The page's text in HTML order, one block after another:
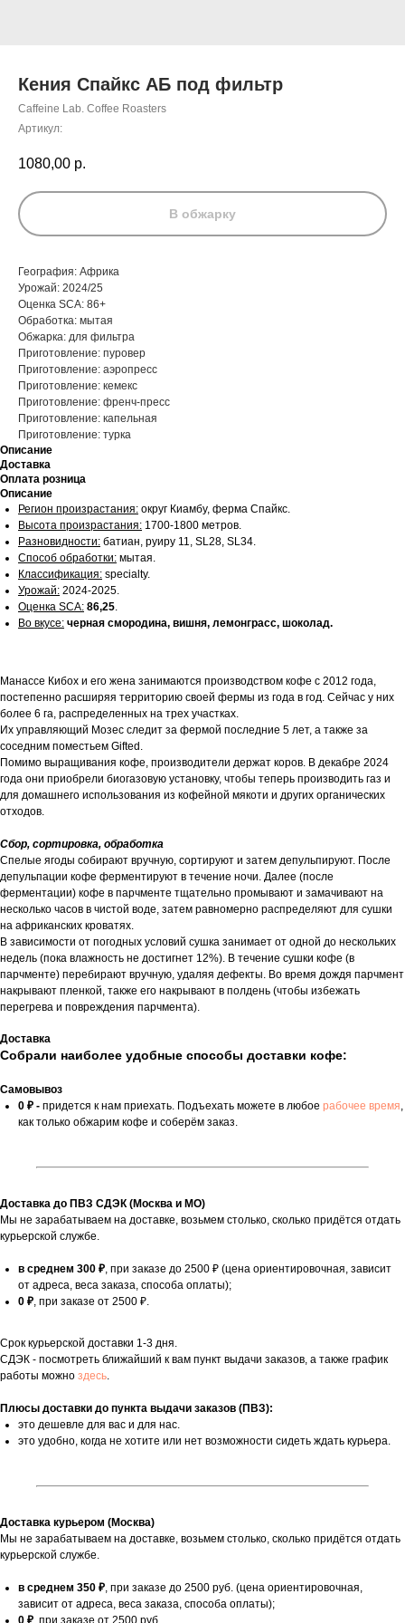
Кения Спайкс АБ под фильтр
Caffeine Lab. Coffee Roasters
Артикул:
1080,00 р.
В обжарку
География: Африка
Урожай: 2024/25
Оценка SCA: 86+
Обработка: мытая
Обжарка: для фильтра
Приготовление: пуровер
Приготовление: аэропресс
Приготовление: кемекс
Приготовление: френч-пресс
Приготовление: капельная
Приготовление: турка
Описание
Доставка
Оплата розница
Описание
Регион произрастания: округ Киамбу, ферма Спайкс.
Высота произрастания: 1700-1800 метров.
Разновидности: батиан, руиру 11, SL28, SL34.
Способ обработки: мытая.
Классификация: specialty.
Урожай: 2024-2025.
Оценка SCA: 86,25.
Во вкусе: черная смородина, вишня, лемонграсс, шоколад.
Манассе Кибох и его жена занимаются производством кофе с 2012 года,
постепенно расширяя территорию своей фермы из года в год. Сейчас у них
более 6 га, распределенных на трех участках.
Их управляющий Мозес следит за фермой последние 5 лет, а также за
соседним поместьем Gifted.
Помимо выращивания кофе, производители держат коров. В декабре 2024
года они приобрели биогазовую установку, чтобы теперь производить газ и
для домашнего использования из кофейной мякоти и других органических
отходов.
Сбор, сортировка, обработка
Спелые ягоды собирают вручную, сортируют и затем депульпируют. После
депульпации кофе ферментируют в течение ночи. Далее (после
ферментации) кофе в парчменте тщательно промывают и замачивают на
несколько часов в чистой воде, затем равномерно распределяют для сушки
на африканских кроватях.
В зависимости от погодных условий сушка занимает от одной до нескольких
недель (пока влажность не достигнет 12%). В течение сушки кофе (в
парчменте) перебирают вручную, удаляя дефекты. Во время дождя парчмент
накрывают пленкой, также его накрывают в полдень (чтобы избежать
перегрева и повреждения парчмента).
Доставка
Собрали наиболее удобные способы доставки кофе:
Самовывоз
0 ₽ - придется к нам приехать. Подъехать можете в любое рабочее время,
как только обжарим кофе и соберём заказ.
Доставка до ПВЗ СДЭК (Москва и МО)
Мы не зарабатываем на доставке, возьмем столько, сколько придётся отдать
курьерской службе.
в среднем 300 ₽, при заказе до 2500 ₽ (цена ориентировочная, зависит
от адреса, веса заказа, способа оплаты);
0 ₽, при заказе от 2500 ₽.
Срок курьерской доставки 1-3 дня.
СДЭК - посмотреть ближайший к вам пункт выдачи заказов, а также график
работы можно здесь.
Плюсы доставки до пункта выдачи заказов (ПВЗ):
это дешевле для вас и для нас.
это удобно, когда не хотите или нет возможности сидеть ждать курьера.
Доставка курьером (Москва)
Мы не зарабатываем на доставке, возьмем столько, сколько придётся отдать
курьерской службе.
в среднем 350 ₽, при заказе до 2500 руб. (цена ориентировочная,
зависит от адреса, веса заказа, способа оплаты);